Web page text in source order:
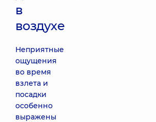
в
воздухе
Неприятные
ощущения
во время
взлета и
посадки
особенно
выражены